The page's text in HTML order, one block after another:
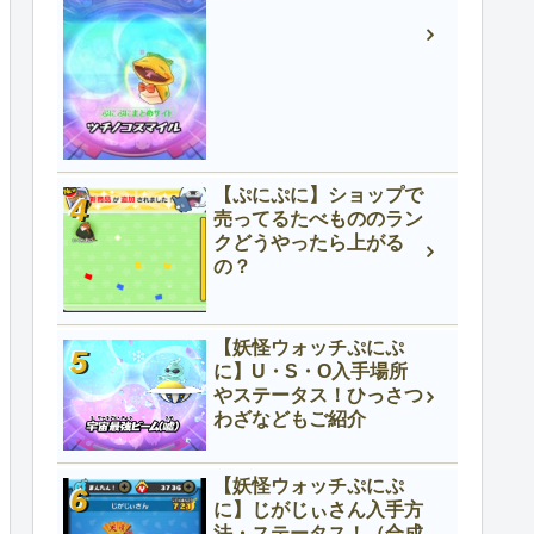
【ぷにぷに】ショップで
売ってるたべもののラン
クどうやったら上がる
の？
【妖怪ウォッチぷにぷ
に】U・S・O入手場所
やステータス！ひっさつ
わざなどもご紹介
【妖怪ウォッチぷにぷ
に】じがじぃさん入手方